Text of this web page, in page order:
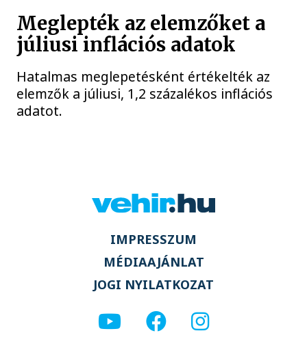
Meglepték az elemzőket a
júliusi inflációs adatok
Hatalmas meglepetésként értékelték az
elemzők a júliusi, 1,2 százalékos inflációs
adatot.
IMPRESSZUM
MÉDIAAJÁNLAT
JOGI NYILATKOZAT